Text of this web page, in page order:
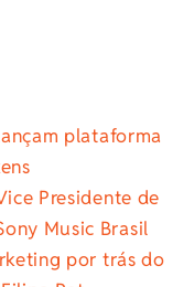
plataforma
Presidente de
Music Brasil
por trás do